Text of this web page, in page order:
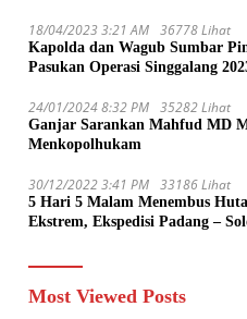
18/04/2023 3:21 AM 36778 Lihat
Kapolda dan Wagub Sumbar
Pasukan Operasi Singgalang
24/01/2024 8:32 PM 35282 Lihat
Ganjar Sarankan Mahfud MD
Menkopolhukam
30/12/2022 3:41 PM 33186 Lihat
5 Hari 5 Malam Menembus
Ekstrem, Ekspedisi Padang –
Most Viewed Posts